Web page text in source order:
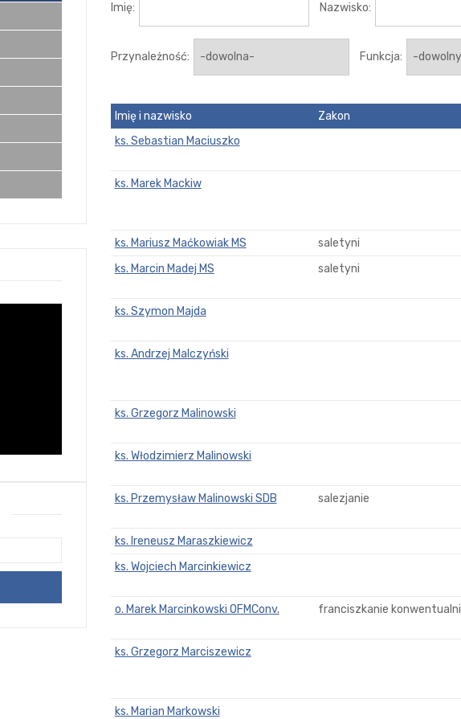
Imię: Nazwisko:
Przynależność: Funkcja:
Imię i nazwisko Zakon
ks. Sebastian Maciuszko
ks. Marek Mackiw
ks. Mariusz Maćkowiak MS
saletyni
ks. Marcin Madej MS
saletyni
ks. Szymon Majda
ks. Andrzej Malczyński
ks. Grzegorz Malinowski
ks. Włodzimierz Malinowski
ks. Przemysław Malinowski SDB
salezjanie
ks. Ireneusz Maraszkiewicz
ks. Wojciech Marcinkiewicz
o. Marek Marcinkowski OFMConv.
franciszkanie konwentualni
ks. Grzegorz Marciszewicz
ks. Marian Markowski